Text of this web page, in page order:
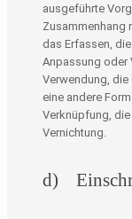
ausgeführte
Zusammenhang
das Erfassen,
Anpassung oder
Verwendung,
eine andere
Verknüpfung,
Vernichtung.
d)